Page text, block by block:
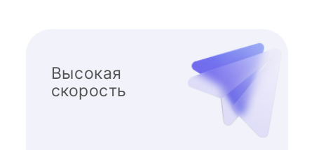
Высокая
скорость